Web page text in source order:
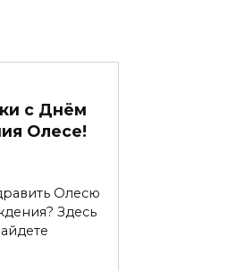
с Днём
Олесе!
Олесю
Здесь